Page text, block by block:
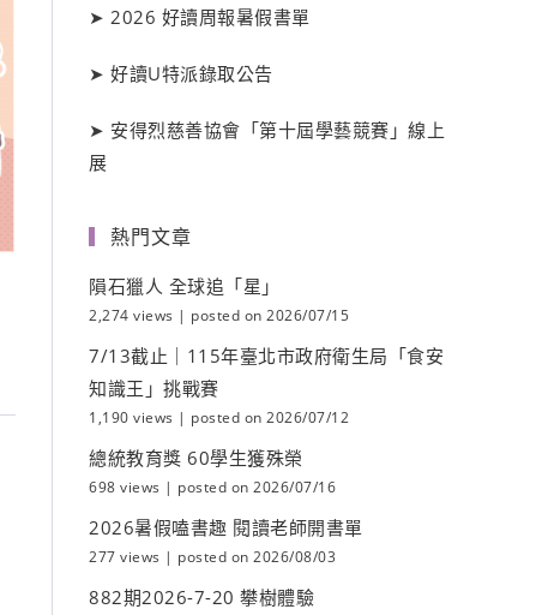
➤ 2026 好讀周報暑假書單
➤ 好讀U特派錄取公告
➤ 安得烈慈善協會「第十屆學藝競賽」線上
展
熱門文章
隕石獵人 全球追「星」
2,274 views | posted on 2026/07/15
7/13截止｜115年臺北市政府衛生局「食安
知識王」挑戰賽
1,190 views | posted on 2026/07/12
總統教育獎 60學生獲殊榮
698 views | posted on 2026/07/16
2026暑假嗑書趣 閱讀老師開書單
277 views | posted on 2026/08/03
882期2026-7-20 攀樹體驗